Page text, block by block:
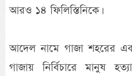
আরও ১৪ ফিলিস্তিনিকে।
আদেল নামে গাজা শহরের
গাজায় নির্বিচারে মানুষ